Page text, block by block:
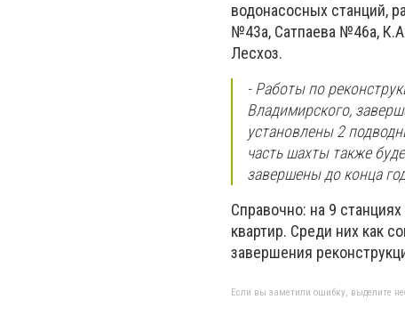
водонасосных станций,
№43а, Сатпаева №46а,
Лесхоз.
- Работы по
Владимирского,
установлены 2
часть шахты также
завершены до конца
Справочно: на 9
квартир. Среди них как
завершения
Если вы заметили ошибку, выделите